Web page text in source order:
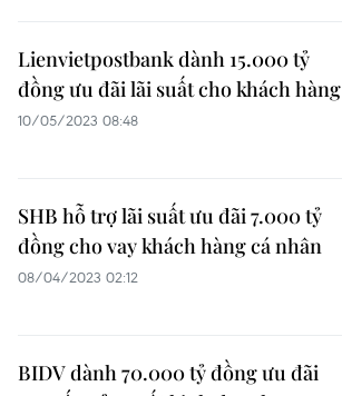
Lienvietpostbank dành 15.000 tỷ
đồng ưu đãi lãi suất cho khách hàng
10/05/2023 08:48
SHB hỗ trợ lãi suất ưu đãi 7.000 tỷ
đồng cho vay khách hàng cá nhân
08/04/2023 02:12
BIDV dành 70.000 tỷ đồng ưu đãi